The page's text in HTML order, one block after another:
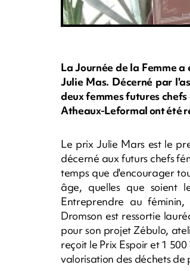
La Journée de la Femme
Julie Mas. Décerné par
deux femmes futures
Atheaux-Leformal ont été
Le prix Julie Mars est le
décerné aux futurs chefs
temps que d'encourager
âge, quelles que soient
Entreprendre au
Dromson est ressortie
pour son projet Zébulo,
reçoit le Prix Espoir et 1
valorisation des déchets de